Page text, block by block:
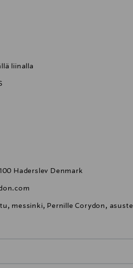
liinalla
Haderslev Denmark
messinki, Pernille Corydon, asuste